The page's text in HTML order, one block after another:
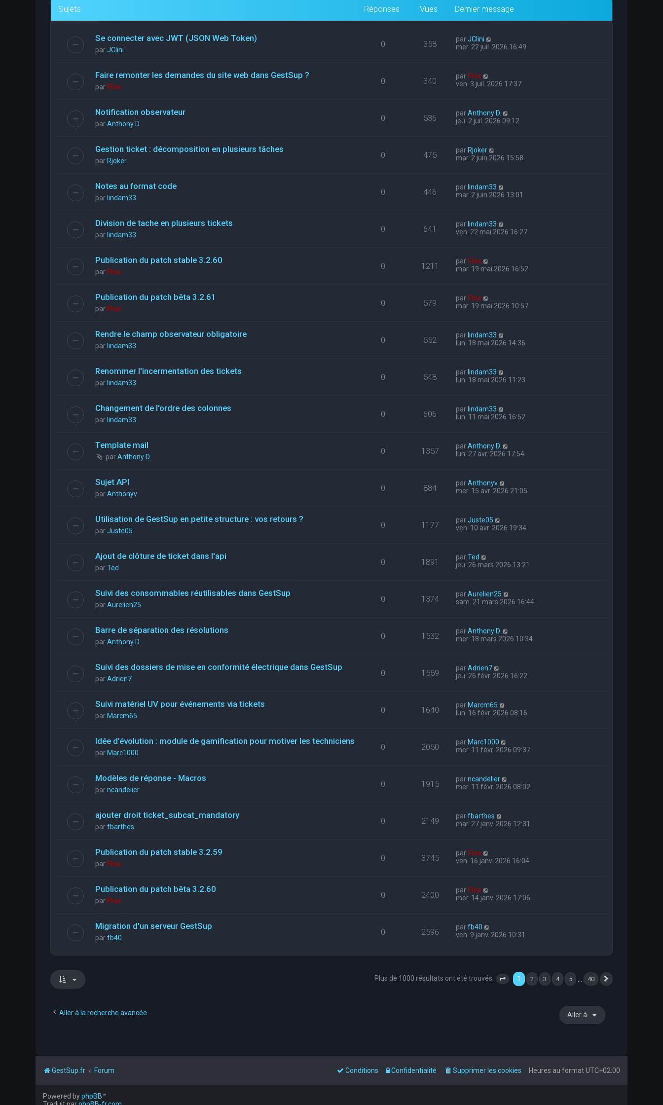
Sujets Réponses Vues Dernier message
Se connecter avec JWT (JSON Web Token)
parJClini
0 358 parJClini
mer. 22 juil. 2026 16:49
Faire remonter les demandes du site web dans GestSup ?
par Flox
0 340 par Flox
ven. 3 juil. 2026 17:37
Notification observateur
parAnthony D.
0 536 parAnthony D.
jeu. 2 juil. 2026 09:12
Gestion ticket : décomposition en plusieurs tâches
par Rjoker
0 475 par Rjoker
mar. 2 juin 2026 15:58
Notes au format code
par lindam33
0 446 par lindam33
mar. 2 juin 2026 13:01
Division de tache en plusieurs tickets
par lindam33
0 641 par lindam33
ven. 22 mai 2026 16:27
Publication du patch stable 3.2.60
par Flox
0 1211 par Flox
mar. 19 mai 2026 16:52
Publication du patch bêta 3.2.61
par Flox
0 579 par Flox
mar. 19 mai 2026 10:57
Rendre le champ observateur obligatoire
par lindam33
0 552 par lindam33
lun. 18 mai 2026 14:36
Renommer l'incermentation des tickets
par lindam33
0 548 par lindam33
lun. 18 mai 2026 11:23
Changement de l'ordre des colonnes
par lindam33
0 606 par lindam33
lun. 11 mai 2026 16:52
Template mail
parAnthony D.
0 1357 parAnthony D.
lun. 27 avr. 2026 17:54
Sujet API
parAnthonyv
0 884 parAnthonyv
mer. 15 avr. 2026 21:05
Utilisation de GestSup en petite structure : vos retours ?
parJuste05
0 1177 parJuste05
ven. 10 avr. 2026 19:34
Ajout de clôture de ticket dans l'api
parTed
0 1891 parTed
jeu. 26 mars 2026 13:21
Suivi des consommables réutilisables dans GestSup
parAurelien25
0 1374 parAurelien25
sam. 21 mars 2026 16:44
Barre de séparation des résolutions
parAnthony D.
0 1532 parAnthony D.
mer. 18 mars 2026 10:34
Suivi des dossiers de mise en conformité électrique dans GestSup
parAdrien7
0 1559 parAdrien7
jeu. 26 févr. 2026 16:22
Suivi matériel UV pour événements via tickets
par Marcm65
0 1640 par Marcm65
lun. 16 févr. 2026 08:16
Idée d’évolution : module de gamification pour motiver les techniciens
par Marc1000
0 2050 par Marc1000
mer. 11 févr. 2026 09:37
Modèles de réponse - Macros
parncandelier
0 1915 parncandelier
mer. 11 févr. 2026 08:02
ajouter droit ticket_subcat_mandatory
parfbarthes
0 2149 parfbarthes
mar. 27 janv. 2026 12:31
Publication du patch stable 3.2.59
par Flox
0 3745 par Flox
ven. 16 janv. 2026 16:04
Publication du patch bêta 3.2.60
par Flox
0 2400 par Flox
mer. 14 janv. 2026 17:06
Migration d'un serveur GestSup
parfb40
0 2596 parfb40
ven. 9 janv. 2026 10:31
Plus de 1000 résultats ont été trouvés Page 1 sur 40
1 2 3 4 5 40
Aller à la recherche avancée Aller à
GestSup.fr Forum Heures au formatUTC+02:00
Supprimer les cookies
Confidentialité
Conditions
Powered byphpBB™